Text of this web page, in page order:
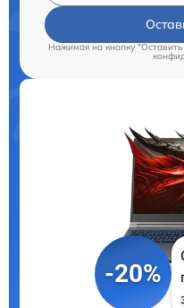
Нажимая на кнопку
-20%